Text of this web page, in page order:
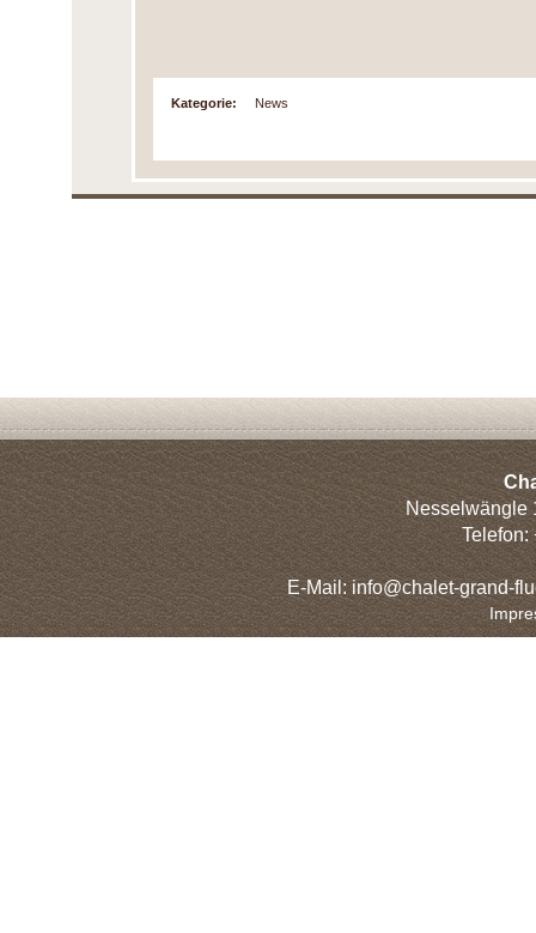
Kategorie: News
Nesselwängle
Telefon:
E-Mail: info@chalet-grand-